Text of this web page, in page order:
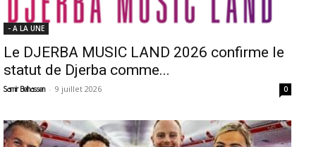
- A LA UNE
Le DJERBA MUSIC LAND 2026 confirme le
statut de Djerba comme...
Samir Belhassen - 9 juillet 2026 0